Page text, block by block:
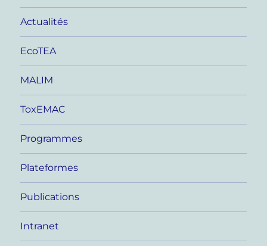
Actualités
EcoTEA
MALIM
ToxEMAC
Programmes
Plateformes
Publications
Intranet